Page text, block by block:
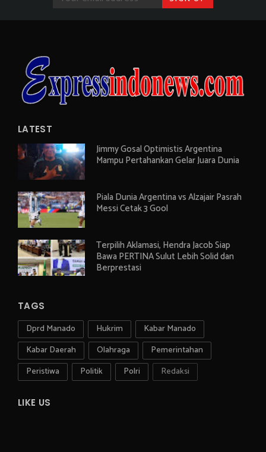
LATEST
Jimmy Gosal Optimistis Argentina
Mampu Pertahankan Gelar Juara Dunia
Piala Dunia Argentina vs Alzajair Pasrah
Messi Cetak 3 Gool
Terpilih Aklamasi, Hendra Jacob Siap
Bawa PERTINA Sulut Lebih Solid dan
Berprestasi
TAGS
Dprd Manado Hukrim
Kabar Manado
Kabar Daerah
Olahraga
Pemerintahan
Peristiwa
Politik Polri Redaksi
LIKE US